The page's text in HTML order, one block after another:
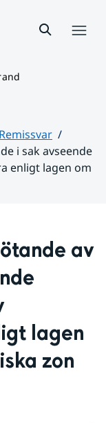
Remissvar
i sak avseende
enligt lagen om
av
lagen
zon